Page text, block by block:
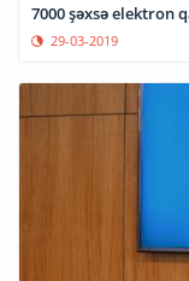
7000 şəxsə elektron
29-03-2019